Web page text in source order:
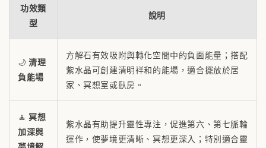
功效類
型
說明
🌙清理
負能場
方解石有效吸附與轉化空間中的負面能量；搭配
紫水晶可創建清明祥和的能場，適合擺放於居
家、冥想室或臥房。
🧘 冥想
加深與
紫水晶有助提升靈性專注，促進第六、第七脈輪
運作，使夢境更清晰、冥想更深入；特別適合靈